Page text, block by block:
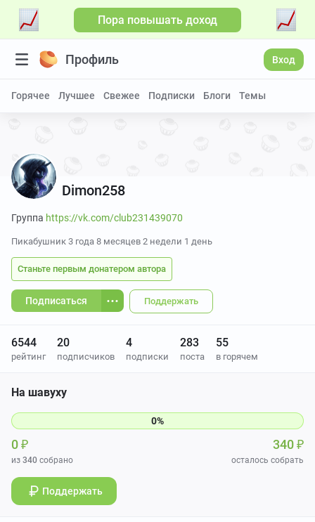
Пора повышать доход
Профиль Вход
Горячее Лучшее Свежее Подписки Блоги Темы
Dimon258
Группа https://vk.com/club231439070
Пикабушник 3 года 8 месяцев 2 недели 1 день
Станьте первым донатером автора
Подписаться Поддержать
6544
рейтинг
20
подписчиков
4
подписки
283
поста
55
в горячем
На шавуху
0₽ 340₽
из 340 собрано осталось собрать
Поддержать
Больше видео